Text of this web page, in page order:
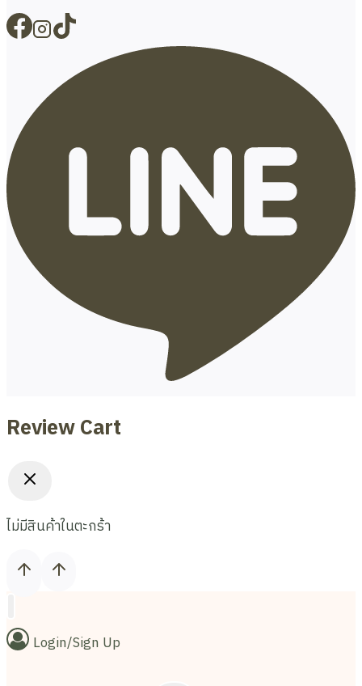
Review Cart
ไม่มีสินค้าในตะกร้า
Login/Sign Up